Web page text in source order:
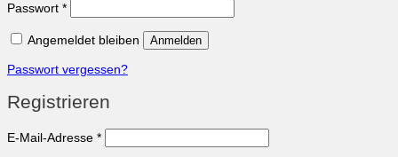
Passwort *Erforderlich
Angemeldet bleiben Anmelden
Passwort vergessen?
Registrieren
E-Mail-Adresse *Erforderlich